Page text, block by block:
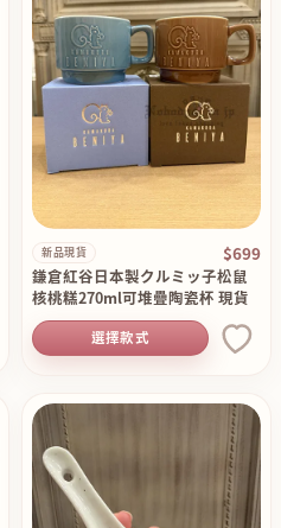
新品現貨 $699
鎌倉紅谷日本製クルミッ子松鼠
核桃糕270ml可堆疊陶瓷杯 現貨
選擇款式